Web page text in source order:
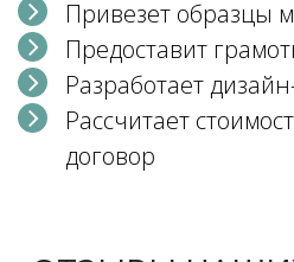
Привезет образцы
Предоставит
Разработает
Рассчитает
договор